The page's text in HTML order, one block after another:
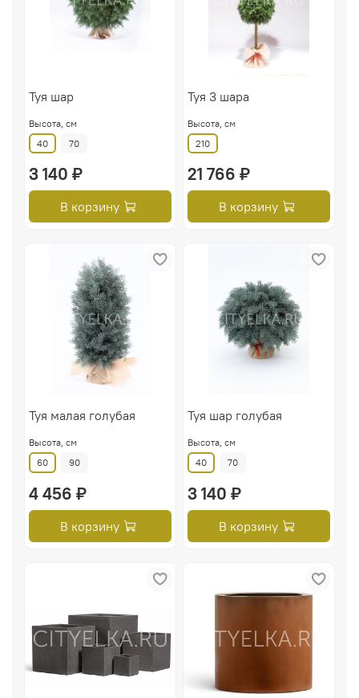
Туя шар
Высота, см
40
70
3 140 ₽
В корзину
Туя 3 шара
Высота, см
210
21 766 ₽
В корзину
Туя малая голубая
Высота, см
60
90
4 456 ₽
В корзину
Туя шар голубая
Высота, см
40
70
3 140 ₽
В корзину